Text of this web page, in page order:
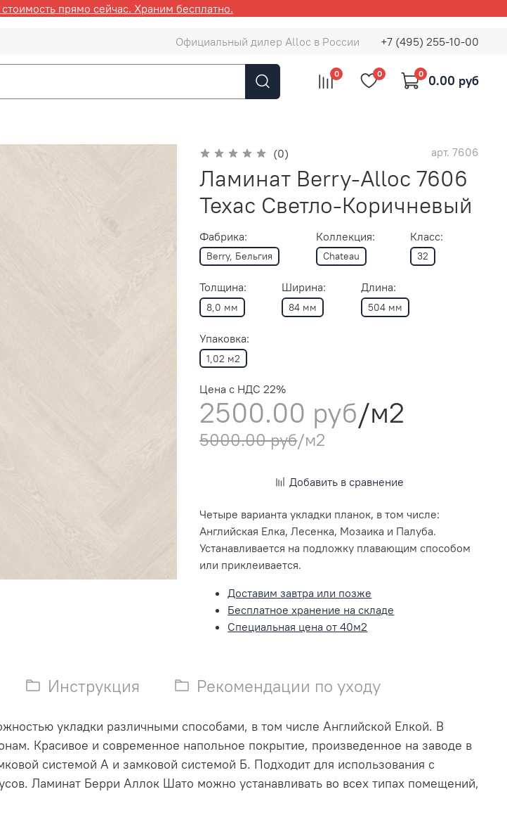
прямо сейчас. Храним бесплатно.
Официальный дилер Alloc в России +7 (495) 255-10-00
0 0 0 0.00 руб
(0) арт. 7606
Ламинат Berry-Alloc 7606
Техас Светло-Коричневый
Фабрика:
Berry, Бельгия
Коллекция:
Chateau
Класс:
32
Толщина:
8,0 мм
Ширина:
84 мм
Длина:
504 мм
Упаковка:
1,02 м2
Цена с НДС 22%
2500.00 руб/м2
5000.00 руб/м2
Добавить в сравнение
Четыре варианта укладки планок, в том числе:
Английская Елка, Лесенка, Мозаика и Палуба.
Устанавливается на подложку плавающим способом
или приклеивается.
Доставим завтра или позже
Бесплатное хранение на складе
Специальная цена от 40м2
Инструкция Рекомендации по уходу
укладки различными способами, в том числе Английской Елкой. В
Красивое и современное напольное покрытие, произведенное на заводе в
системой А и замковой системой Б. Подходит для использования с
Ламинат Берри Аллок Шато можно устанавливать во всех типах помещений,